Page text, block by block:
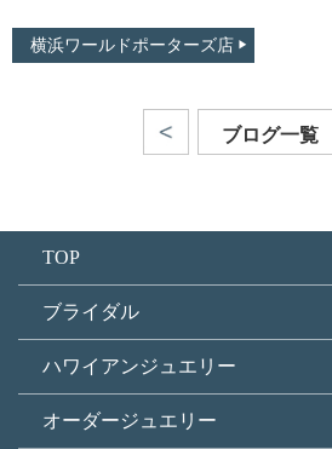
横浜ワールドポーターズ店
ブログ一覧
TOP
ブライダル
ハワイアンジュエリー
オーダージュエリー